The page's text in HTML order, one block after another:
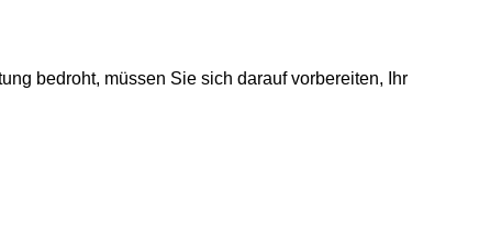
geöffnet)
bedroht, müssen Sie sich darauf vorbereiten, Ihr